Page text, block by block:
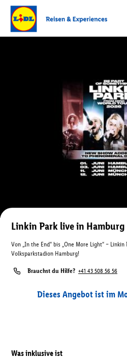
Linkin Park live in Hamburg
Von „In the End“ bis „One More Light“ –
Volksparkstadion Hamburg!
Brauchst du Hilfe? +41 43 508 56 56
Dieses Angebot ist im
Was inklusive ist